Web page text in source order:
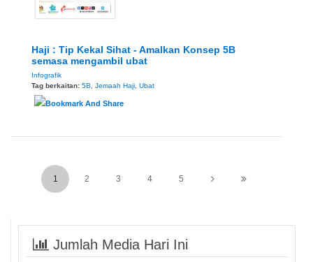
Haji : Tip Kekal Sihat - Amalkan Konsep 5B
semasa mengambil ubat
Infografik
Tag berkaitan: 5B, Jemaah Haji, Ubat
1 2 3 4 5
Jumlah Media Hari Ini